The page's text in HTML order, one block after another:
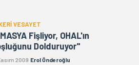
VESAYET
Fişliyor, OHAL'ın
Dolduruyor"
2009 Erol Önderoğlu